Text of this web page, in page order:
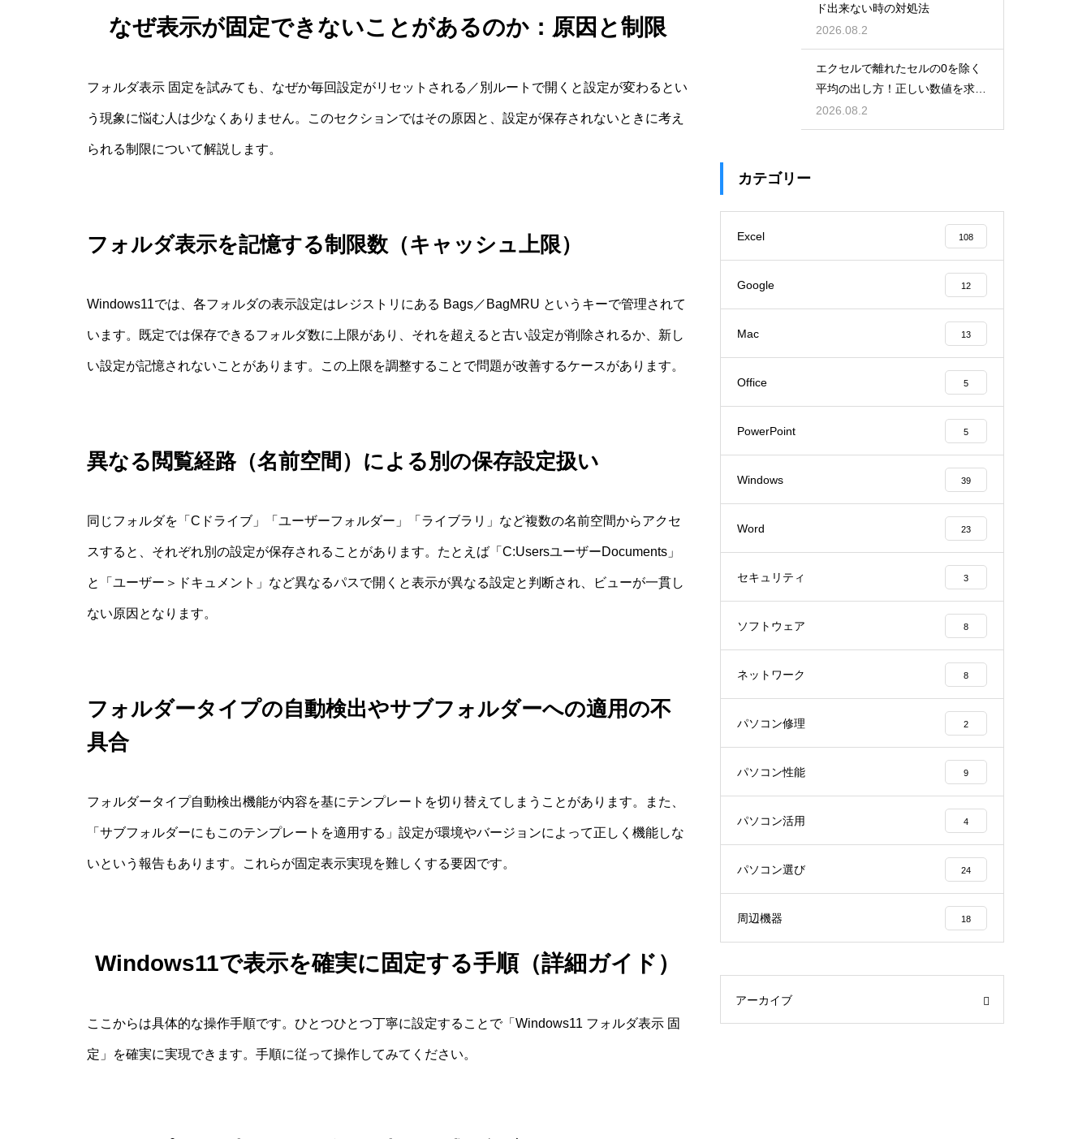
なぜ表示が固定できないことがあるのか：原因と制限
フォルダ表示 固定を試みても、なぜか毎回設定がリセットされる／別ルートで開くと設定が変わるとい
う現象に悩む人は少なくありません。このセクションではその原因と、設定が保存されないときに考え
られる制限について解説します。
フォルダ表示を記憶する制限数（キャッシュ上限）
Windows11では、各フォルダの表示設定はレジストリにある Bags／BagMRU というキーで管理されて
います。既定では保存できるフォルダ数に上限があり、それを超えると古い設定が削除されるか、新し
い設定が記憶されないことがあります。この上限を調整することで問題が改善するケースがあります。
異なる閲覧経路（名前空間）による別の保存設定扱い
同じフォルダを「Cドライブ」「ユーザーフォルダー」「ライブラリ」など複数の名前空間からアクセ
スすると、それぞれ別の設定が保存されることがあります。たとえば「C:UsersユーザーDocuments」
と「ユーザー＞ドキュメント」など異なるパスで開くと表示が異なる設定と判断され、ビューが一貫し
ない原因となります。
フォルダータイプの自動検出やサブフォルダーへの適用の不
具合
フォルダータイプ自動検出機能が内容を基にテンプレートを切り替えてしまうことがあります。また、
「サブフォルダーにもこのテンプレートを適用する」設定が環境やバージョンによって正しく機能しな
いという報告もあります。これらが固定表示実現を難しくする要因です。
Windows11で表示を確実に固定する手順（詳細ガイド）
ここからは具体的な操作手順です。ひとつひとつ丁寧に設定することで「Windows11 フォルダ表示 固
定」を確実に実現できます。手順に従って操作してみてください。
ド出来ない時の対処法
2026.08.2
エクセルで離れたセルの0を除く
平均の出し方！正しい数値を求め
る！
2026.08.2
カテゴリー
Excel 108
Google 12
Mac 13
Office 5
PowerPoint 5
Windows 39
Word 23
セキュリティ 3
ソフトウェア 8
ネットワーク 8
パソコン修理 2
パソコン性能 9
パソコン活用 4
パソコン選び 24
周辺機器 18
アーカイブ